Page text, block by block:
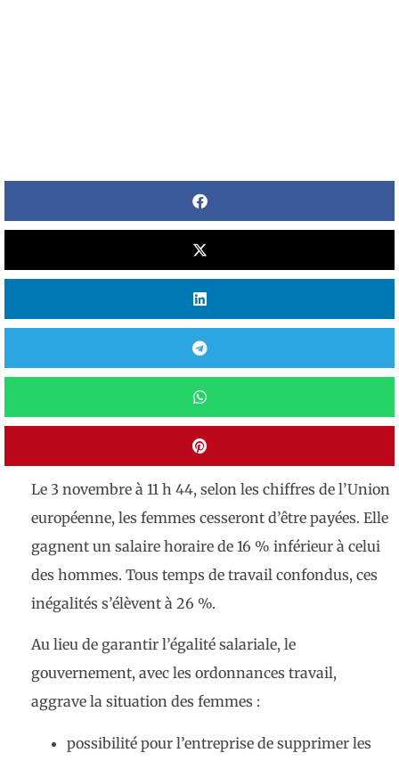
Le 3 novembre à 11 h 44, selon les chiffres de l’Union
européenne, les femmes cesseront d’être payées. Elle
gagnent un salaire horaire de 16 % inférieur à celui
des hommes. Tous temps de travail confondus, ces
inégalités s’élèvent à 26 %.
Au lieu de garantir l’égalité salariale, le
gouvernement, avec les ordonnances travail,
aggrave la situation des femmes :
possibilité pour l’entreprise de supprimer les